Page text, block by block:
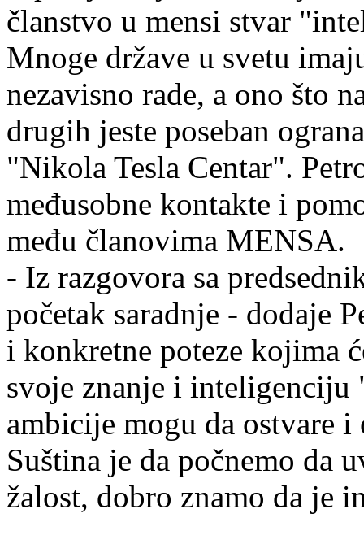
članstvo u mensi stvar
Mnoge države u svetu
nezavisno rade, a ono što
drugih jeste poseban
"Nikola Tesla Centar".
međusobne kontakte i
među članovima MENSA.
- Iz razgovora sa
početak saradnje - dodaje
i konkretne poteze kojima
svoje znanje i inteligenciju
ambicije mogu da ostvare i
Suština je da počnemo da
žalost, dobro znamo da je